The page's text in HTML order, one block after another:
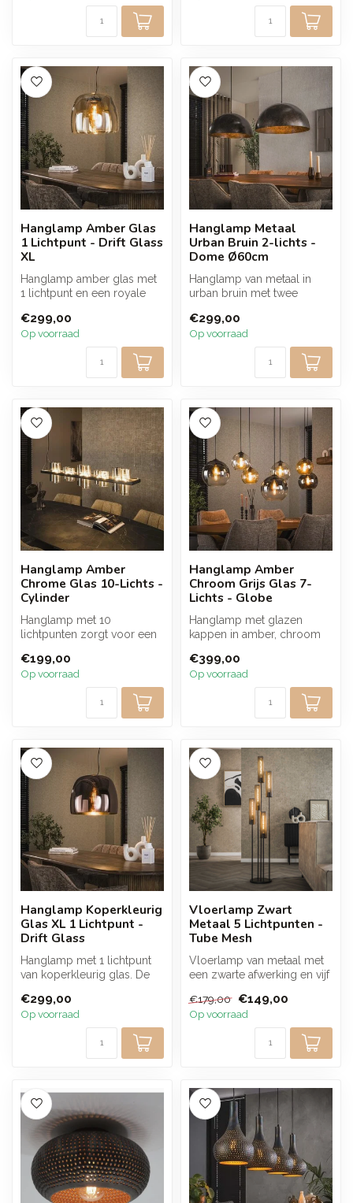
Hanglamp Amber Glas
1 Lichtpunt - Drift Glass
XL
Hanglamp amber glas met
1 lichtpunt en een royale
en sfe...
€299,00
Op voorraad
Hanglamp Metaal
Urban Bruin 2-lichts -
Dome Ø60cm
Hanglamp van metaal in
urban bruin met twee
een warme...
€299,00
Op voorraad
Hanglamp Amber
Chrome Glas 10-Lichts -
Cylinder
Hanglamp met 10
lichtpunten zorgt voor een
lichtverdeling bove...
€199,00
Op voorraad
Hanglamp Amber
Chroom Grijs Glas 7-
Lichts - Globe
Hanglamp met glazen
kappen in amber, chroom
metalen...
€399,00
Op voorraad
Hanglamp Koperkleurig
Glas XL 1 Lichtpunt -
Drift Glass
Hanglamp met 1 lichtpunt
van koperkleurig glas. De
voor ...
€299,00
Op voorraad
Vloerlamp Zwart
Metaal 5 Lichtpunten -
Tube Mesh
Vloerlamp van metaal met
een zwarte afwerking en vijf
...
€179,00 €149,00
Op voorraad